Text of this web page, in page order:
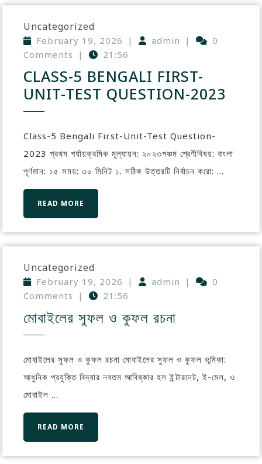
Uncategorized
February 19, 2026 | admin |
0
Comments
| 21:56
CLASS-5 BENGALI FIRST-
UNIT-TEST QUESTION-2023
Class-5 Bengali First-Unit-Test Question-
2023 প্রথম পর্যায়ক্রমিক মূল্যায়ন: ২০২৩পঞ্চম শ্রেণীবিষয়: বাংলা
পূর্ণমান: ১৫ সময়: ৩০ মিনিট ১. সঠিক উত্তরটি নির্বাচন করো: ...
READ MORE
Uncategorized
February 19, 2026 | admin |
0
Comments
| 21:56
মোবাইলের সুফল ও কুফল রচনা
মোবাইলের সুফল ও কুফল রচনা মোবাইলের সুফল ও কুফল ভূমিকা:
আধুনিক প্রযুক্তি বিদ্যার নবতম আবিষ্কার হল ইন্টারনেট, ই-মেল, ও
মোবাইল ...
READ MORE